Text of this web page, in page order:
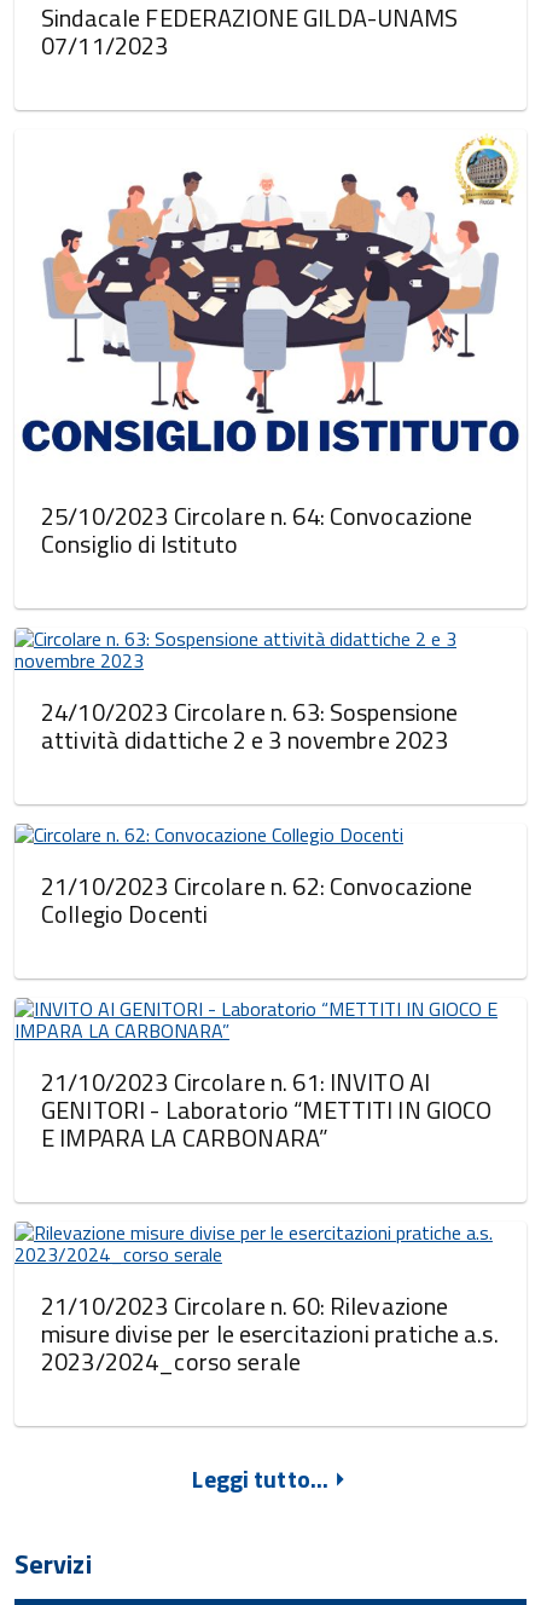
Sindacale FEDERAZIONE GILDA-UNAMS
07/11/2023
25/10/2023 Circolare n. 64: Convocazione
Consiglio di Istituto
24/10/2023 Circolare n. 63: Sospensione
attività didattiche 2 e 3 novembre 2023
21/10/2023 Circolare n. 62: Convocazione
Collegio Docenti
21/10/2023 Circolare n. 61: INVITO AI
GENITORI - Laboratorio “METTITI IN GIOCO
E IMPARA LA CARBONARA”
21/10/2023 Circolare n. 60: Rilevazione
misure divise per le esercitazioni pratiche a.s.
2023/2024_corso serale
Leggi tutto...
Servizi